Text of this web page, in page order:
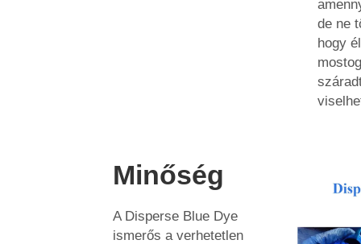
de ne
hogy
Minőség
A Disperse Blue Dye
ismerős a verhetetlen